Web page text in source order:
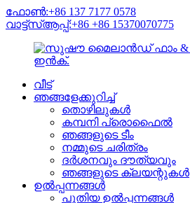
ഫോൺ:+86 137 7177 0578
വാട്ട്‌സ്ആപ്പ്:+86 +86 15370070775
വീട്
ഞങ്ങളേക്കുറിച്ച്
തൊഴിലുകൾ
കമ്പനി പ്രൊഫൈൽ
ഞങ്ങളുടെ ടീം
നമ്മുടെ ചരിത്രം
ദർശനവും ദൗത്യവും
ഞങ്ങളുടെ ക്ലയന്റുകൾ
ഉൽപ്പന്നങ്ങൾ
പുതിയ ഉൽപ്പന്നങ്ങൾ